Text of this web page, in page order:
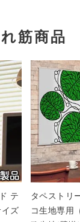
筋商品
テ
ズ
タペストリ
コ生地専用